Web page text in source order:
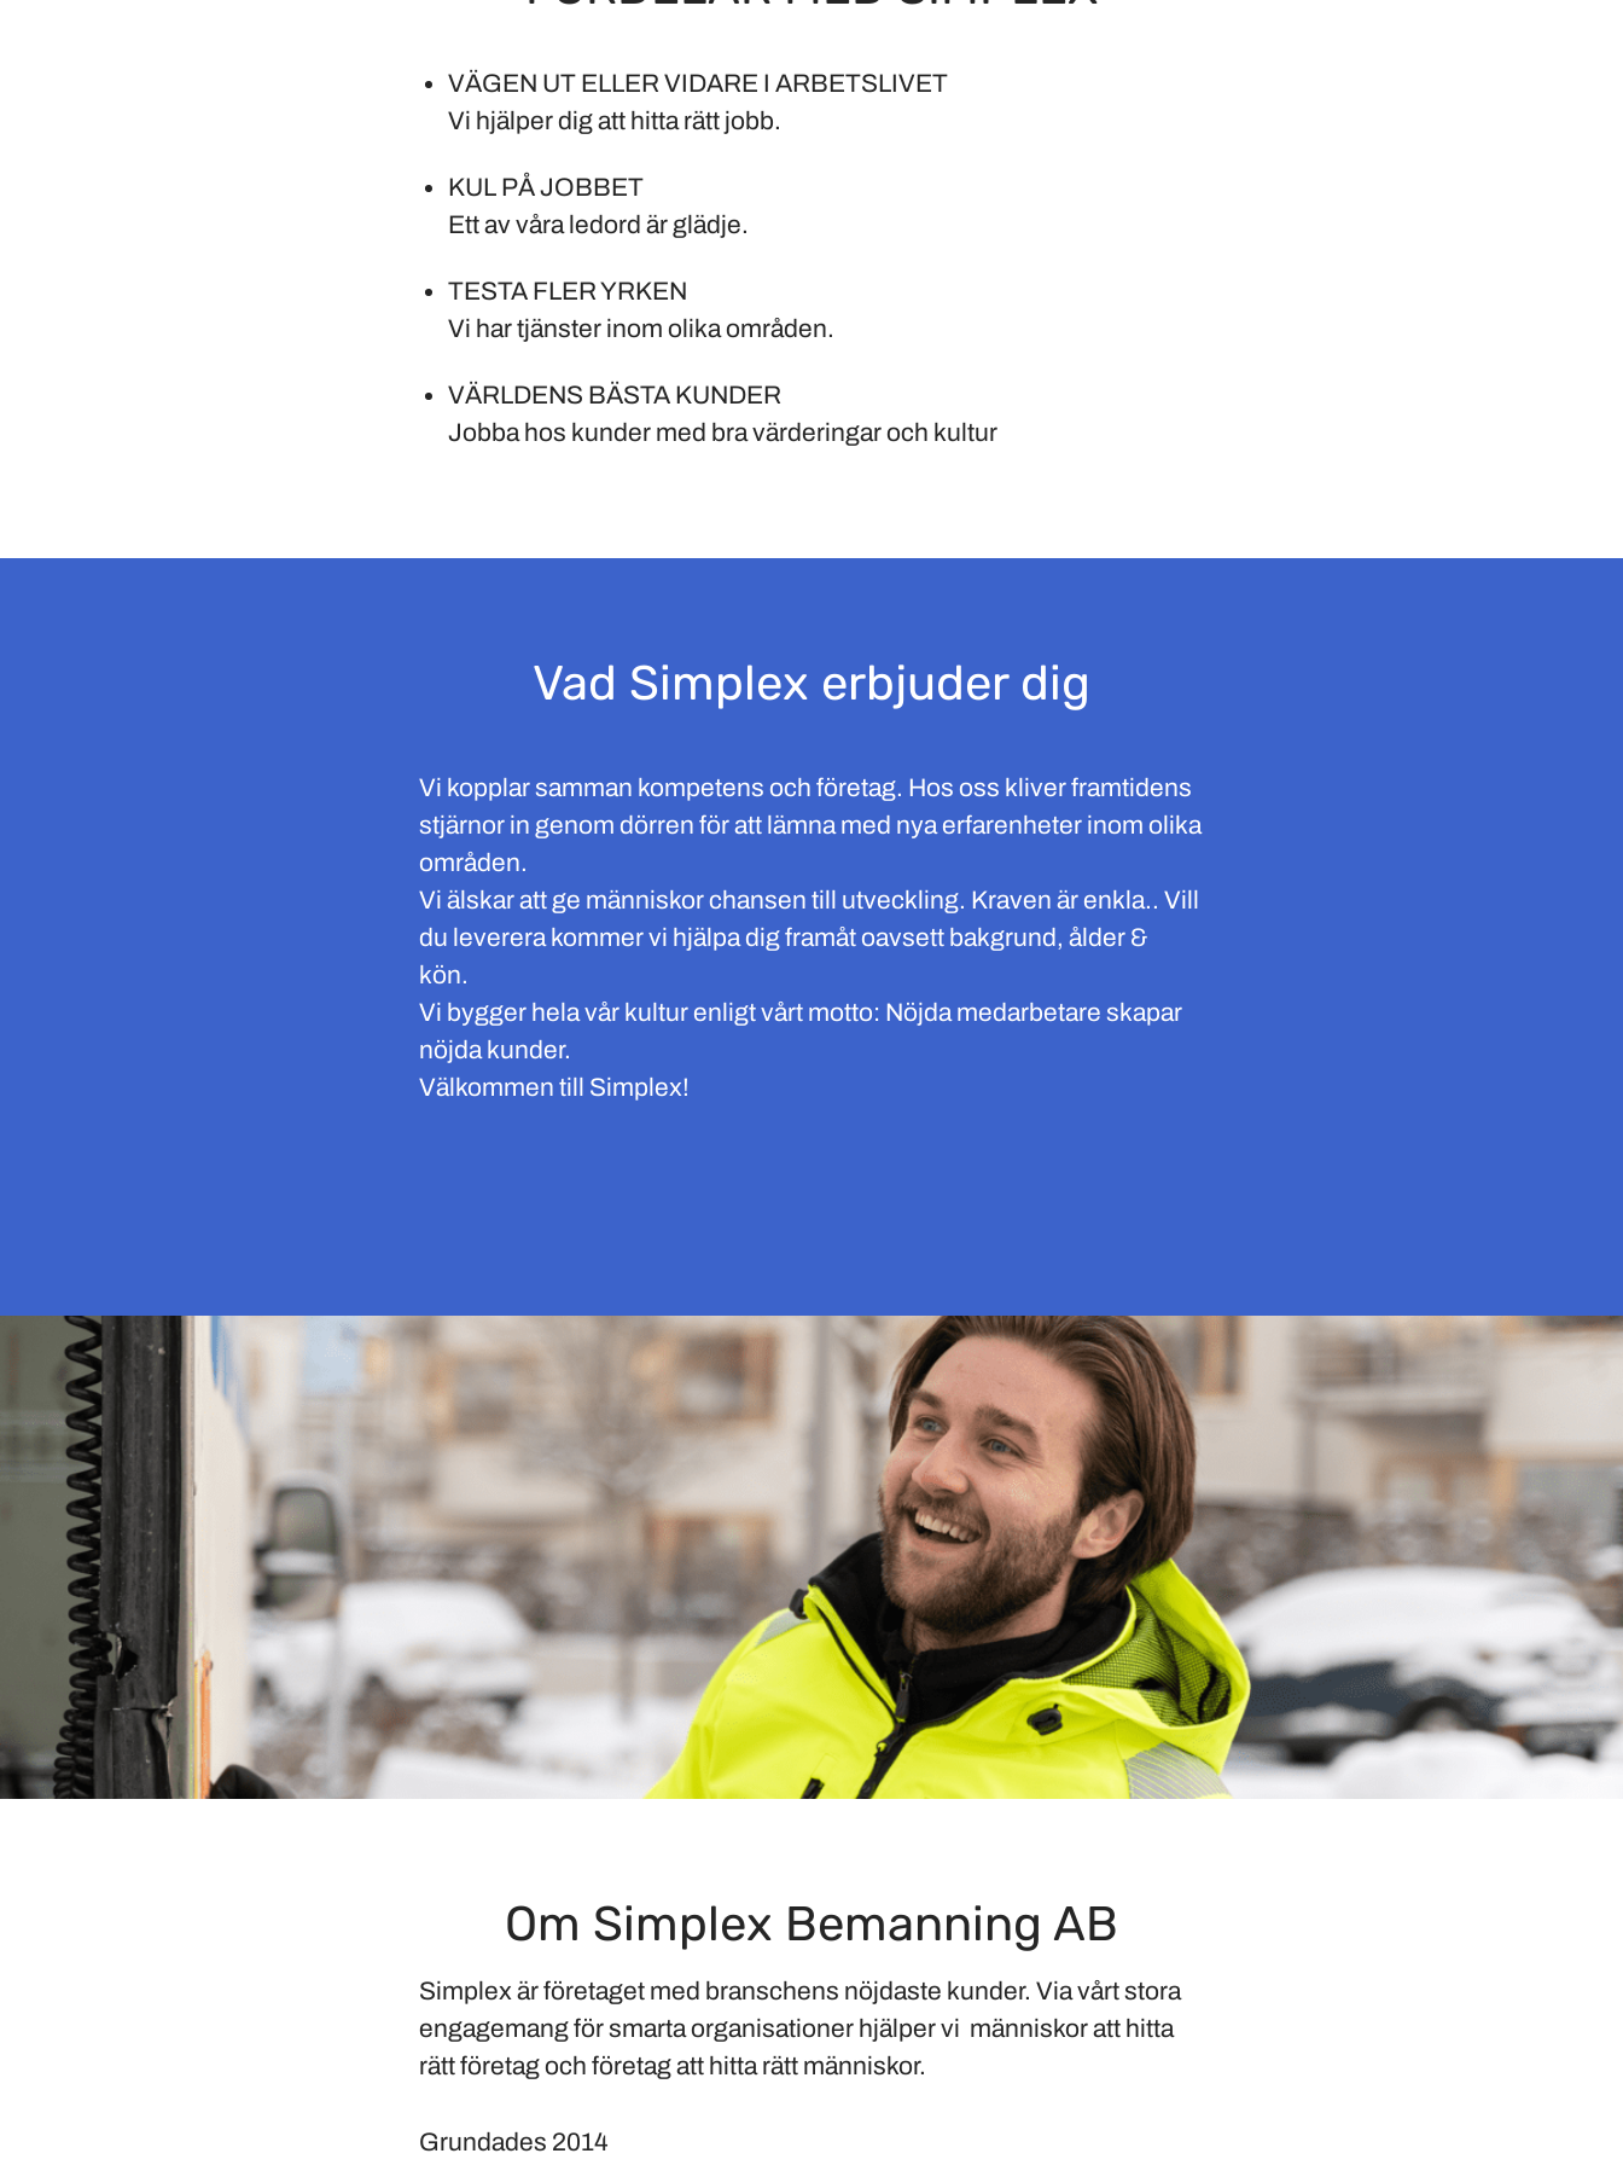
VÄGEN UT ELLER VIDARE I ARBETSLIVET
Vi hjälper dig att hitta rätt jobb.
KUL PÅ JOBBET
Ett av våra ledord är glädje.
TESTA FLER YRKEN
Vi har tjänster inom olika områden.
VÄRLDENS BÄSTA KUNDER
Jobba hos kunder med bra värderingar och kultur
Vad Simplex erbjuder dig
Vi kopplar samman kompetens och företag. Hos oss kliver framtidens
stjärnor in genom dörren för att lämna med nya erfarenheter inom olika
områden.
Vi älskar att ge människor chansen till utveckling. Kraven är enkla.. Vill
du leverera kommer vi hjälpa dig framåt oavsett bakgrund, ålder &
kön.
Vi bygger hela vår kultur enligt vårt motto: Nöjda medarbetare skapar
nöjda kunder.
Välkommen till Simplex!
Om Simplex Bemanning AB
Simplex är företaget med branschens nöjdaste kunder. Via vårt stora
engagemang för smarta organisationer hjälper vi människor att hitta
rätt företag och företag att hitta rätt människor.
Grundades 2014